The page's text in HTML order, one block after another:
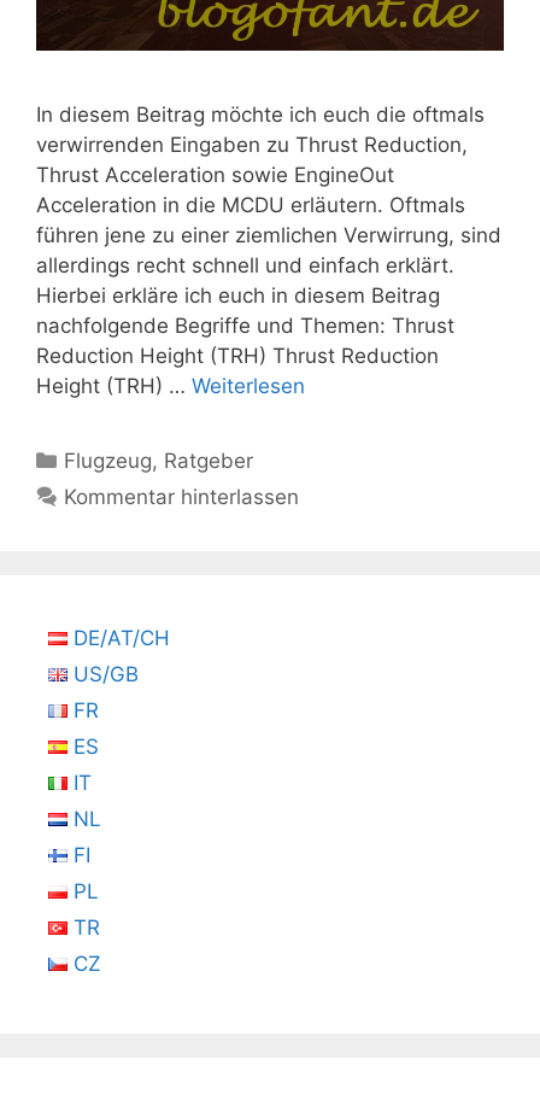
In diesem Beitrag möchte ich euch die oftmals
verwirrenden Eingaben zu Thrust Reduction,
Thrust Acceleration sowie EngineOut
Acceleration in die MCDU erläutern. Oftmals
führen jene zu einer ziemlichen Verwirrung, sind
allerdings recht schnell und einfach erklärt.
Hierbei erkläre ich euch in diesem Beitrag
nachfolgende Begriffe und Themen: Thrust
Reduction Height (TRH) Thrust Reduction
Height (TRH) … Weiterlesen
Kategorien
Flugzeug, Ratgeber
Kommentar hinterlassen
DE/AT/CH
US/GB
FR
ES
IT
NL
FI
PL
TR
CZ